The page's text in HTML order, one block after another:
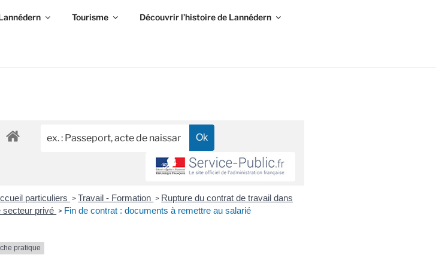
Tourisme Découvrir l’histoire de Lannédern
particuliers >Travail - Formation > Rupture du contrat de travail dans
secteur privé > Fin de contrat : documents à remettre au salarié
pratique